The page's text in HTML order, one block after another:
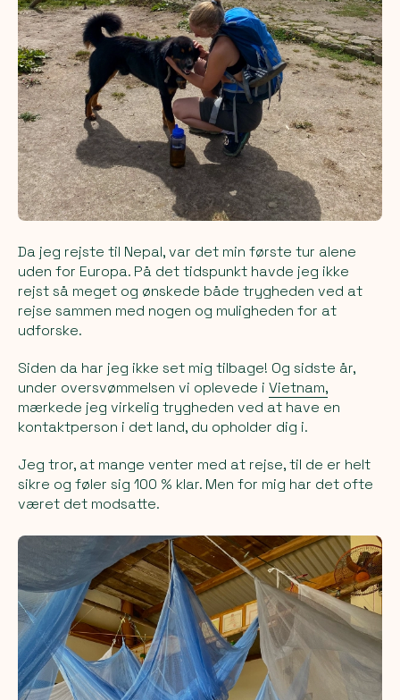
Da jeg rejste til Nepal, var det min første tur alene
uden for Europa. På det tidspunkt havde jeg ikke
rejst så meget og ønskede både trygheden ved at
rejse sammen med nogen og muligheden for at
udforske.
Siden da har jeg ikke set mig tilbage! Og sidste år,
under oversvømmelsen vi oplevede i Vietnam,
mærkede jeg virkelig trygheden ved at have en
kontaktperson i det land, du opholder dig i.
Jeg tror, at mange venter med at rejse, til de er helt
sikre og føler sig 100 % klar. Men for mig har det ofte
været det modsatte.